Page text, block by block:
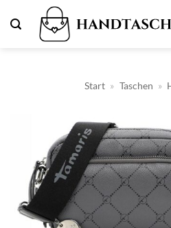
Inhalt
Start » Taschen »